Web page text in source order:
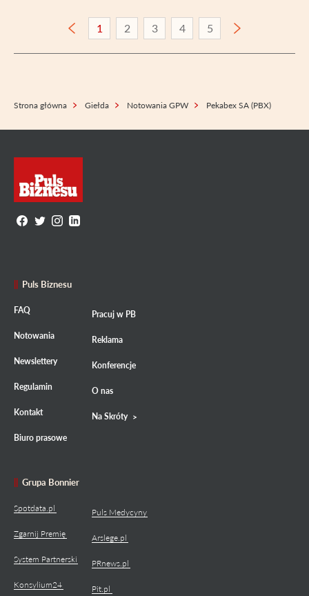
1 2 3 4 5
Strona główna Giełda Notowania GPW Pekabex SA (PBX)
Puls Biznesu
FAQ
Notowania
Newslettery
Regulamin
Kontakt
Biuro prasowe
Pracuj w PB
Reklama
Konferencje
O nas
Na Skróty
Grupa Bonnier
Spotdata.pl
Zgarnij Premię
System Partnerski
Konsylium24
Puls Medycyny
Arslege.pl
PRnews.pl
Pit.pl